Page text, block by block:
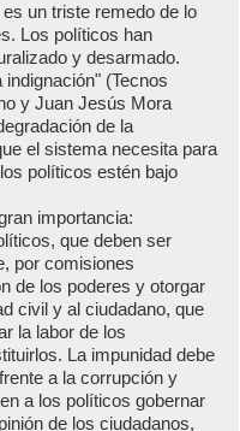
un triste remedo de lo
Los políticos han
y desarmado.
(Tecnos
y Juan Jesús Mora
de la
el sistema necesita para
políticos estén bajo
importancia:
que deben ser
por comisiones
de los poderes y otorgar
civil y al ciudadano, que
la labor de los
La impunidad debe
a la corrupción y
a los políticos gobernar
de los ciudadanos,